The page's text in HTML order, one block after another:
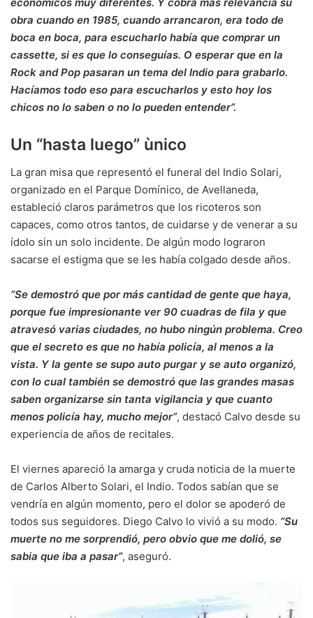
obra cuando en 1985, cuando arrancaron, era todo de
boca en boca, para escucharlo había que comprar un
cassette, si es que lo conseguías. O esperar que en la
Rock and Pop pasaran un tema del Indio para grabarlo.
Hacíamos todo eso para escucharlos y esto hoy los
chicos no lo saben o no lo pueden entender”.
Un “hasta luego” ùnico
La gran misa que representó el funeral del Indio Solari,
organizado en el Parque Domínico, de Avellaneda,
estableció claros parámetros que los ricoteros son
capaces, como otros tantos, de cuidarse y de venerar a su
ídolo sin un solo incidente. De algún modo lograron
sacarse el estigma que se les había colgado desde años.
“Se demostró que por más cantidad de gente que haya,
porque fue impresionante ver 90 cuadras de fila y que
atravesó varias ciudades, no hubo ningún problema. Creo
que el secreto es que no había policía, al menos a la
vista. Y la gente se supo auto purgar y se auto organizó,
con lo cual también se demostró que las grandes masas
saben organizarse sin tanta vigilancia y que cuanto
menos policía hay, mucho mejor”, destacó Calvo desde su
experiencia de años de recitales.
El viernes apareció la amarga y cruda noticia de la muerte
de Carlos Alberto Solari, el Indio. Todos sabían que se
vendría en algún momento, pero el dolor se apoderó de
todos sus seguidores. Diego Calvo lo vivió a su modo. “Su
muerte no me sorprendió, pero obvio que me dolió, se
sabia que iba a pasar”, aseguró.